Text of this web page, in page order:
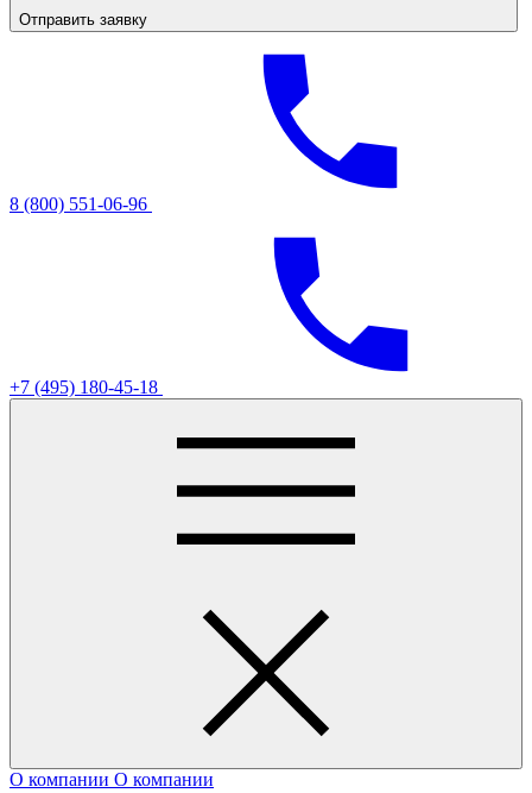
Отправить заявку
8 (800) 551-06-96
+7 (495) 180-45-18
О компании О компании